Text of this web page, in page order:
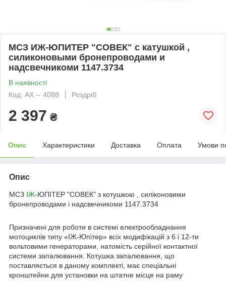
МСЗ ИЖ-ЮПИТЕР "СОВЕК" с катушкой ,
силиконовыми бронепроводами и
надсвечникоми 1147.3734
В наявності
Код: АХ -- 4088
Роздріб
2 397 ₴
Опис Характеристики Доставка Оплата Умови
Опис
МСЗ ІЖ-ЮПІТЕР "СОВЕК" з котушкою , силіконовими
бронепроводами і надсвечникоми 1147.3734
Призначені для роботи в системі електрообладнання
мотоциклів типу «ІЖ-Юпітер» всіх модифікацій з 6 і 12-ти
вольтовими генераторами, натомість серійної контактної
системи запалювання. Котушка запалювання, що
поставляється в даному комплекті, має спеціальні
кронштейни для установки на штатне місце на раму